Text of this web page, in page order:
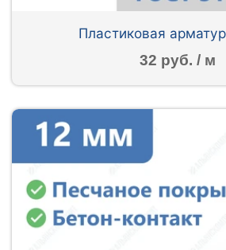
Пластиковая
32 руб. / м